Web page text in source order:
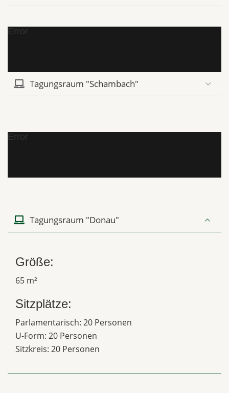
Error
Tagungsraum "Schambach"
Error
Tagungsraum "Donau"
Größe:
65 m²
Sitzplätze:
Parlamentarisch: 20 Personen
U-Form: 20 Personen
Sitzkreis: 20 Personen